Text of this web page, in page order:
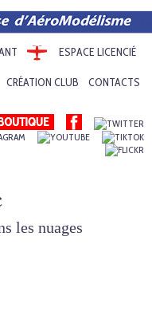
ESPACE LICENCIÉ
CRÉATION CLUB CONTACTS
les nuages